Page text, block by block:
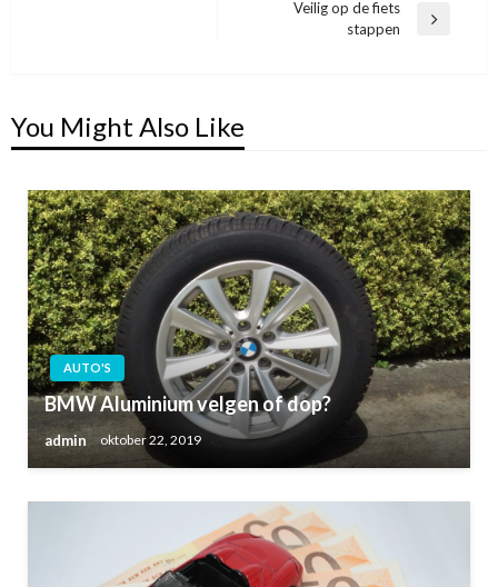
Veilig op de fiets
stappen
You Might Also Like
AUTO'S
BMW Aluminium velgen of dop?
admin oktober 22, 2019